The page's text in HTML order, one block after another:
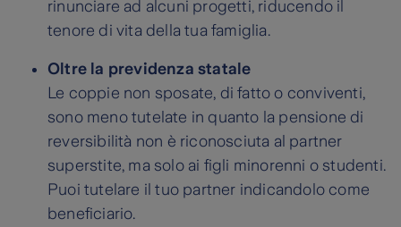
rinunciare ad alcuni progetti, riducendo il
tenore di vita della tua famiglia.
Oltre la previdenza statale
Le coppie non sposate, di fatto o conviventi,
sono meno tutelate in quanto la pensione di
reversibilità non è riconosciuta al partner
superstite, ma solo ai figli minorenni o studenti.
Puoi tutelare il tuo partner indicandolo come
beneficiario.